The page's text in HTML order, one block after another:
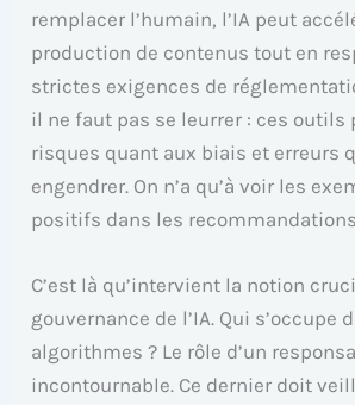
remplacer l’humain, l’IA peut
production de contenus tout en
strictes exigences de
il ne faut pas se leurrer : ces outils
risques quant aux biais et erreurs
engendrer. On n’a qu’à voir les
positifs dans les
C’est là qu’intervient la notion
gouvernance de l’IA. Qui s’occupe
algorithmes ? Le rôle d’un
incontournable. Ce dernier doit